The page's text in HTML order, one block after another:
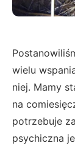
wielu
niej. Mamy
na
potrzebuje
psychiczna